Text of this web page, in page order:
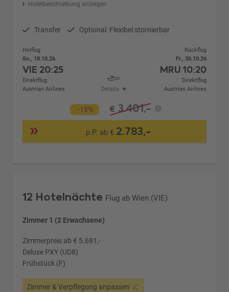
Hotelbeschreibung anzeigen
Transfer Optional: Flexibel stornierbar
Hinflug
So., 18.10.26
VIE 20:25
Direktflug
Austrian Airlines
Details
Rückflug
Fr., 30.10.26
MRU 10:20
Direktflug
Austrian Airlines
-18% € 3.401,-
p.P. ab € 2.783,-
12 Hotelnächte Flug ab Wien (VIE)
Zimmer 1 (2 Erwachsene)
Zimmerpreis ab € 5.681,-
Deluxe PXY (UD8)
Frühstück (F)
Zimmer & Verpflegung anpassen